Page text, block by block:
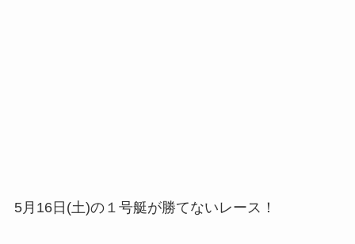
5月16日(土)の１号艇が勝てないレース！